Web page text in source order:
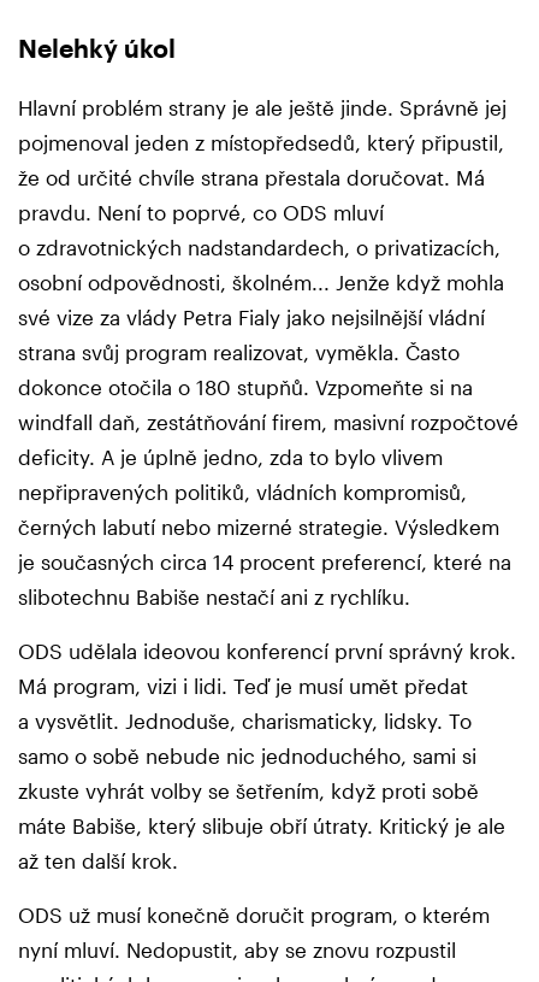
Nelehký úkol
Hlavní problém strany je ale ještě jinde. Správně jej
pojmenoval jeden z místopředsedů, který připustil,
že od určité chvíle strana přestala doručovat. Má
pravdu. Není to poprvé, co ODS mluví
o zdravotnických nadstandardech, o privatizacích,
osobní odpovědnosti, školném... Jenže když mohla
své vize za vlády Petra Fialy jako nejsilnější vládní
strana svůj program realizovat, vyměkla. Často
dokonce otočila o 180 stupňů. Vzpomeňte si na
windfall daň, zestátňování firem, masivní rozpočtové
deficity. A je úplně jedno, zda to bylo vlivem
nepřipravených politiků, vládních kompromisů,
černých labutí nebo mizerné strategie. Výsledkem
je současných circa 14 procent preferencí, které na
slibotechnu Babiše nestačí ani z rychlíku.
ODS udělala ideovou konferencí první správný krok.
Má program, vizi i lidi. Teď je musí umět předat
a vysvětlit. Jednoduše, charismaticky, lidsky. To
samo o sobě nebude nic jednoduchého, sami si
zkuste vyhrát volby se šetřením, když proti sobě
máte Babiše, který slibuje obří útraty. Kritický je ale
až ten další krok.
ODS už musí konečně doručit program, o kterém
nyní mluví. Nedopustit, aby se znovu rozpustil